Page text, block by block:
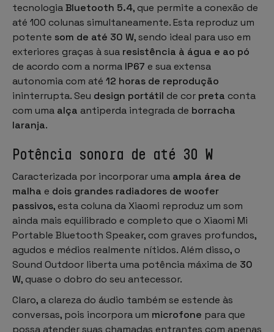
tecnologiaBluetooth 5.4, que permite a conexão de
até 100 colunas simultaneamente. Esta reproduz um
potente som de até 30 W, sendo ideal para uso em
exteriores graças à sua resistência à água e ao pó
de acordo com a norma IP67 e sua extensa
autonomia com até 12 horas de reprodução
ininterrupta. Seu design portátil de cor preta conta
com uma alça antiperda integrada de borracha
laranja.
Potência sonora de até 30 W
Caracterizada por incorporar uma ampla área de
malha e dois grandes radiadores de woofer
passivos, esta coluna da Xiaomi reproduz um som
ainda mais equilibrado e completo que o Xiaomi Mi
Portable Bluetooth Speaker, com graves profundos,
agudos e médios realmente nítidos. Além disso, o
Sound Outdoor liberta uma potência máxima de 30
W, quase o dobro do seu antecessor.
Claro, a clareza do áudio também se estende às
conversas, pois incorpora um microfone para que
possa atender suas chamadas entrantes com apenas